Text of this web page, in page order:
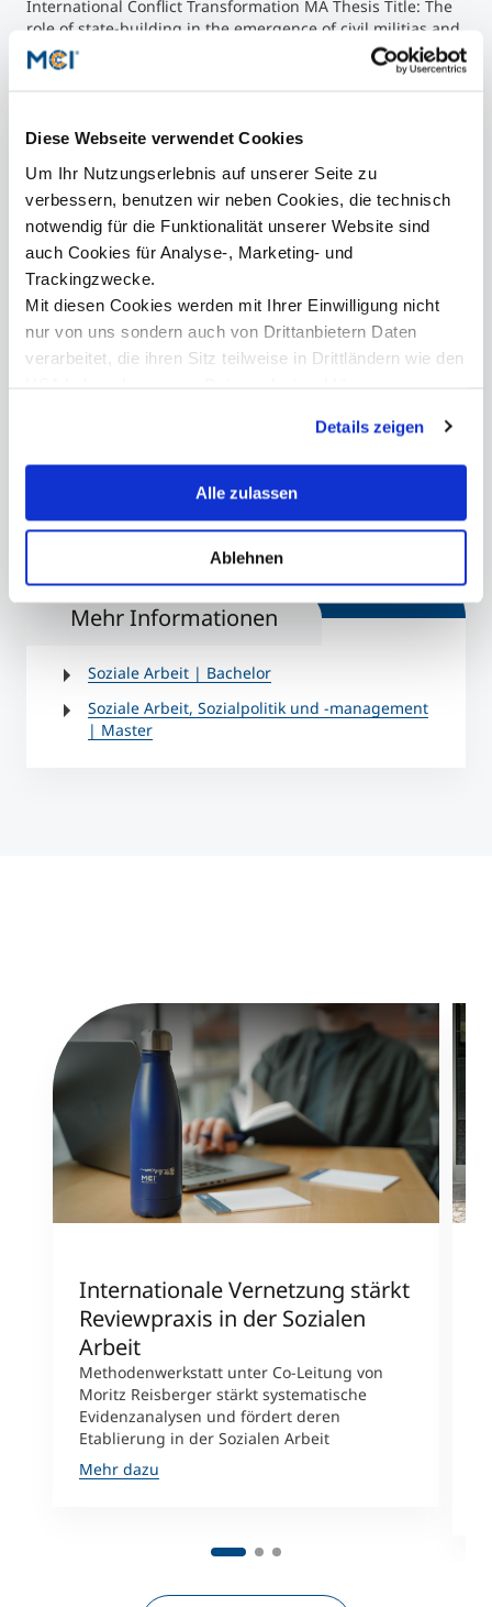
Diese Webseite verwendet Cookies
Um Ihr Nutzungserlebnis auf unserer Seite zu
verbessern, benutzen wir neben Cookies, die technisch
notwendig für die Funktionalität unserer Website sind
auch Cookies für Analyse-, Marketing- und
Trackingzwecke.
Mit diesen Cookies werden mit Ihrer Einwilligung nicht
nur von uns sondern auch von Drittanbietern Daten
verarbeitet, die ihren Sitz teilweise in Drittländern wie den
erklären Ihnen genau, was eine Datenübermittlung in die
USA bedeuten kann.
Details zeigen
Alle zulassen
Ablehnen
International Conflict Transformation MA Thesis Title: The
role of state-building in the emergence of civil militias and
militarization of the societies of Sudan and Somalia. -
Universität Innsbruck (MA in Peace, Security, Development
MA Program (part II): Peace, Security, Development and
Castellón / Spain, UNESCO-Chair for Philosophy.
2002
MA Program (part I): Peace, Security, Development and
International Conflict Transformation, - Universität
Innsbruck
1993 - 2002
Philisophy, Theologie, Internationale Politik, Peace studies -
Universität Innsbruck, Hamburg (Mag., MA, Dr.)
1988 - 1991
Belachew Gebrewold © MCI/Verena Schmid
Mehr Informationen
Soziale Arbeit | Bachelor
Soziale Arbeit, Sozialpolitik und -management
| Master
Internationale Vernetzung stärkt
Reviewpraxis in der Sozialen
Arbeit
Methodenwerkstatt unter Co-Leitung von
Moritz Reisberger stärkt systematische
Evidenzanalysen und fördert deren
Etablierung in der Sozialen Arbeit
Mehr dazu